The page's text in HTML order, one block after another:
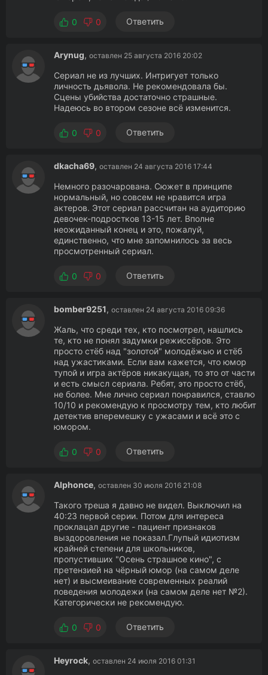
0 0 Ответить
Arynug, оставлен 25 августа 2016 20:02
Сериал не из лучших. Интригует только
личность дьявола. Не рекомендовала бы.
Сцены убийства достаточно страшные.
Надеюсь во втором сезоне всё изменится.
0 0 Ответить
dkacha69, оставлен 24 августа 2016 17:44
Немного разочарована. Сюжет в принципе
нормальный, но совсем не нравится игра
актеров. Этот сериал рассчитан на аудиторию
девочек-подростков 13-15 лет. Вполне
неожиданный конец и это, пожалуй,
единственно, что мне запомнилось за весь
просмотренный сериал.
0 0 Ответить
bomber9251, оставлен 24 августа 2016 09:36
Жаль, что среди тех, кто посмотрел, нашлись
те, кто не понял задумки режиссёров. Это
просто стёб над "золотой" молодёжью и стёб
над ужастиками. Если вам кажется, что юмор
тупой и игра актёров никакущая, то это от части
и есть смысл сериала. Ребят, это просто стёб,
не более. Мне лично сериал понравился, ставлю
10/10 и рекомендую к просмотру тем, кто любит
детектив вперемешку с ужасами и всё это с
юмором.
0 0 Ответить
Alphonce, оставлен 30 июля 2016 21:08
Такого треша я давно не видел. Выключил на
40:23 первой серии. Потом для интереса
проклацал другие - пациент признаков
выздоровления не показал.Глупый идиотизм
крайней степени для школьников,
пропустивших "Осень страшное кино", с
претензией на чёрный юмор (на самом деле
нет) и высмеивание современных реалий
поведения молодежи (на самом деле нет №2).
Категорически не рекомендую.
0 0 Ответить
Heyrock, оставлен 24 июля 2016 01:31